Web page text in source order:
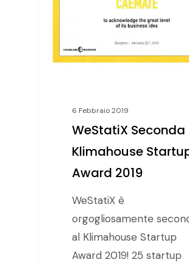
6 Febbraio 2019
WeStatiX Seconda
Klimahouse
Award 2019
WeStatiX è
orgogliosamente
al Klimahouse Startup
Award 2019! 25 startup